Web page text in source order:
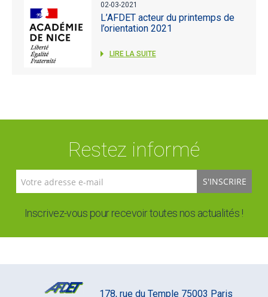
02-03-2021
L’AFDET acteur du printemps de
l’orientation 2021
LIRE LA SUITE
Restez informé
S'INSCRIRE
Inscrivez-vous pour recevoir toutes nos actualités !
178, rue du Temple 75003 Paris